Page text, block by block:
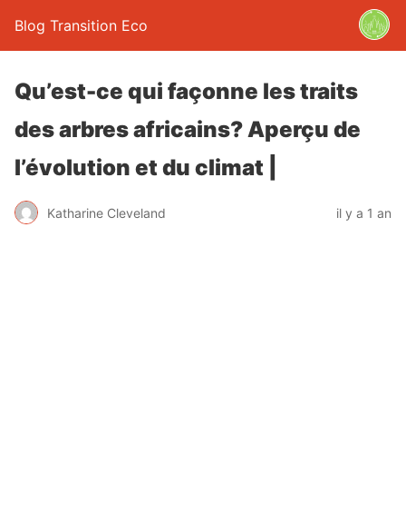
Blog Transition Eco
Qu’est-ce qui façonne les traits
des arbres africains? Aperçu de
l’évolution et du climat |
Katharine Cleveland il y a 1 an